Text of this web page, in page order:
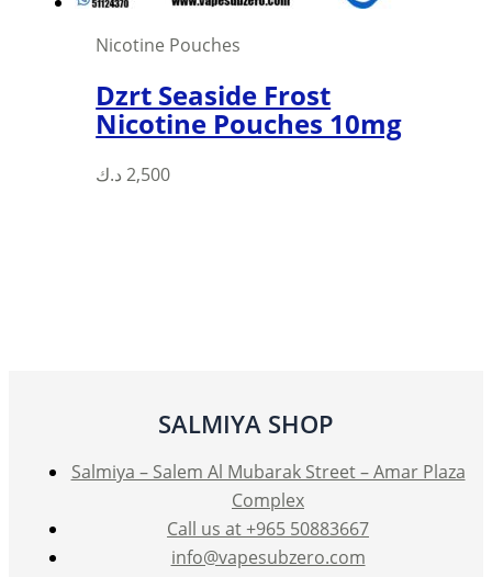
page
Nicotine Pouches
Dzrt Seaside Frost
Nicotine Pouches 10mg
2,500 د.ك
SALMIYA SHOP
Salmiya – Salem Al Mubarak Street – Amar Plaza
Complex
Call us at +965 50883667
info@vapesubzero.com